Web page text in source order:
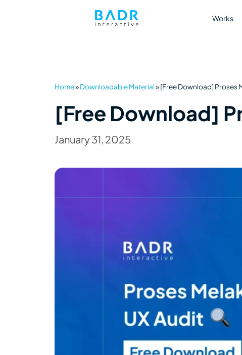
Works
Home»Downloadable Material»[Free Download] Proses
[Free Download]
January 31, 2025